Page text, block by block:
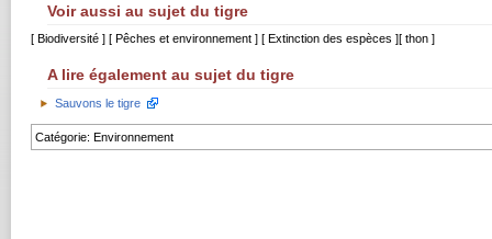
Voir aussi au sujet du tigre
[ Biodiversité ] [ Pêches et environnement ] [ Extinction des espèces ][ thon ]
A lire également au sujet du tigre
Sauvons le tigre
Catégorie:Environnement